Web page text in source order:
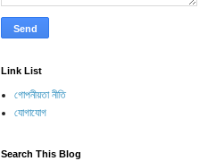
Link List
গোপনীয়তা নীতি
যোগাযোগ
Search This Blog